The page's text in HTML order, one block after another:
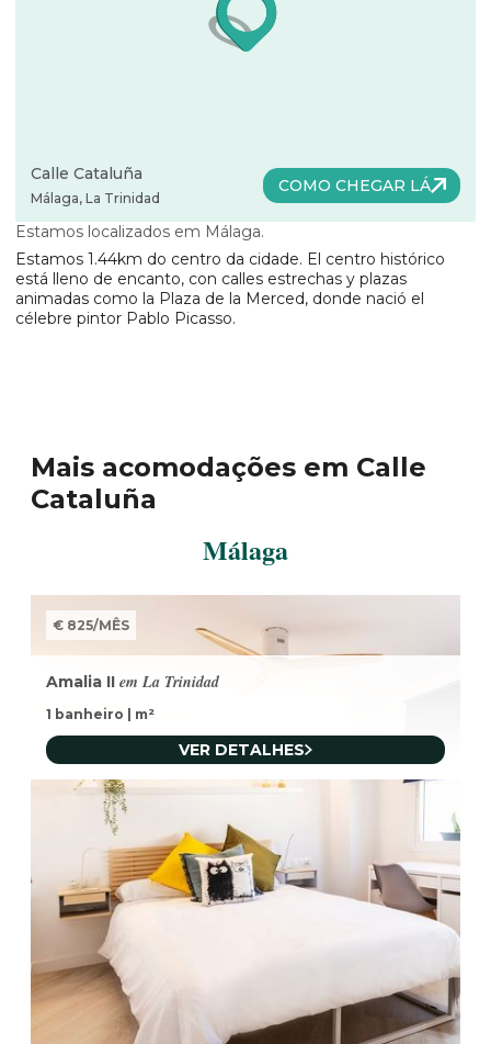
Calle Cataluña
Málaga, La Trinidad
COMO CHEGAR LÁ
Estamos localizados em Málaga.
Estamos 1.44km do centro da cidade. El centro histórico
está lleno de encanto, con calles estrechas y plazas
animadas como la Plaza de la Merced, donde nació el
célebre pintor Pablo Picasso.
Mais acomodações em Calle
Cataluña
Málaga
€ 825/MÊS
Amalia II em La Trinidad
1 banheiro m²
VER DETALHES